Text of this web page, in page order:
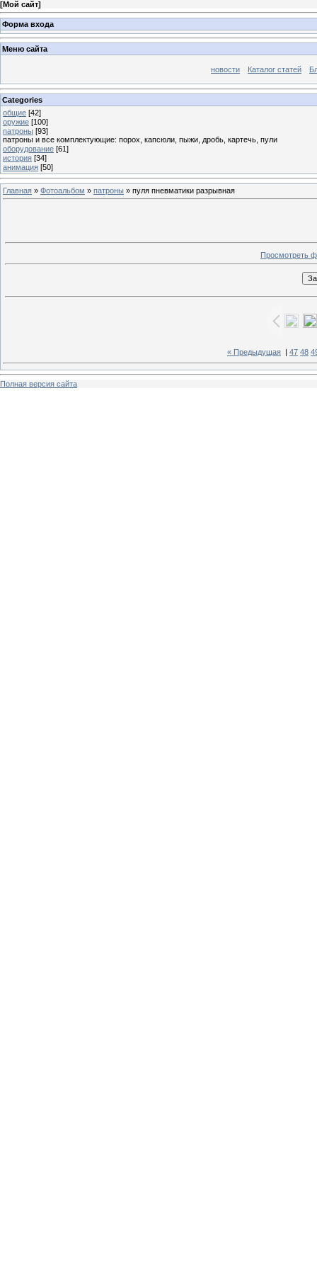
[Мой сайт]
Форма входа
Меню сайта
новости Каталог статей
Categories
общие [42]
оружие [100]
патроны [93]
патроны и все комплектующие: порох, капсюли, пыжи, дробь, картечь, пули
оборудование [61]
история [34]
анимация [50]
Главная » Фотоальбом » патроны » пуля пневматики разрывная
Просмотреть
« Предыдущая 47 48
Полная версия сайта